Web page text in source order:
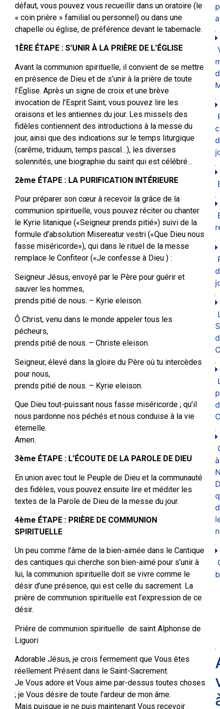
défaut, vous pouvez vous recueillir dans un oratoire (le
« coin prière » familial ou personnel) ou dans une
chapelle ou église, de préférence devant le tabernacle.
1ÈRE ÉTAPE : S’UNIR À LA PRIÈRE DE L’ÉGLISE
Avant la communion spirituelle, il convient de se mettre
en présence de Dieu et de s’unir à la prière de toute
l’Église. Après un signe de croix et une brève
invocation de l’Esprit Saint, vous pouvez lire les
oraisons et les antiennes du jour. Les missels des
fidèles contiennent des introductions à la messe du
jour, ainsi que des indications sur le temps liturgique
(carême, triduum, temps pascal…), les diverses
solennités, une biographie du saint qui est célébré…
2ème ÉTAPE : LA PURIFICATION INTÉRIEURE
Pour préparer son cœur à recevoir la grâce de la
communion spirituelle, vous pouvez réciter ou chanter
le Kyrie litanique («Seigneur prends pitié») suivi de la
formule d’absolution Misereatur vestri («Que Dieu nous
fasse miséricorde»), qui dans le rituel de la messe
remplace le Confiteor («Je confesse à Dieu ) :
Seigneur Jésus, envoyé par le Père pour guérir et
sauver les hommes,
prends pitié de nous. – Kyrie eleison.
Ô Christ, venu dans le monde appeler tous les
pécheurs,
prends pitié de nous. – Christe eleison.
Seigneur, élevé dans la gloire du Père où tu intercèdes
pour nous,
prends pitié de nous. – Kyrie eleison.
Que Dieu tout-puissant nous fasse miséricorde ; qu’il
nous pardonne nos péchés et nous conduise à la vie
éternelle.
Amen.
3ème ÉTAPE : L’ÉCOUTE DE LA PAROLE DE DIEU
En union avec tout le Peuple de Dieu et la communauté
des fidèles, vous pouvez ensuite lire et méditer les
textes de la Parole de Dieu de la messe du jour.
4ème ÉTAPE : PRIÈRE DE COMMUNION
SPIRITUELLE
Un peu comme l’âme de la bien-aimée dans le Cantique
des cantiques qui cherche son bien-aimé pour s’unir à
lui, la communion spirituelle doit se vivre comme le
désir d’une présence, qui est celle du sacrement. La
prière de communion spirituelle est l’expression de ce
désir.
Prière de communion spirituelle de saint Alphonse de
Liguori
Adorable Jésus, je crois fermement que Vous êtes
réellement Présent dans le Saint-Sacrement.
Je Vous adore et Vous aime par-dessus toutes choses
; je Vous désire de toute l’ardeur de mon âme.
Mais puisque je ne puis maintenant Vous recevoir
à